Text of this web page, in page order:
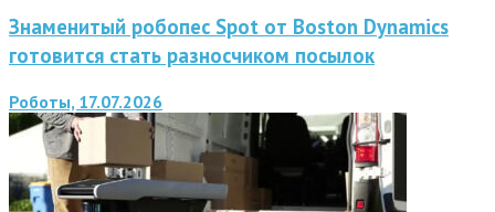
Знаменитый робопес Spot от Boston Dynamics
готовится стать разносчиком посылок
Роботы, 17.07.2026